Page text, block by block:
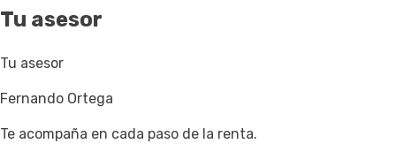
Tu asesor
Tu asesor
Fernando Ortega
Te acompaña en cada paso de la renta.